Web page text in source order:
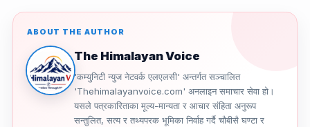
ABOUT THE AUTHOR
The Himalayan Voice
'कम्युनिटी न्युज नेटवर्क एलएलसी' अन्तर्गत सञ्चालित
'Thehimalayanvoice.com' अनलाइन समाचार सेवा हो।
यसले पत्रकारिताका मूल्य-मान्यता र आचार संहिता अनुरूप
सन्तुलित, सत्य र तथ्यपरक भूमिका निर्वाह गर्दै चौबीसै घण्टा र